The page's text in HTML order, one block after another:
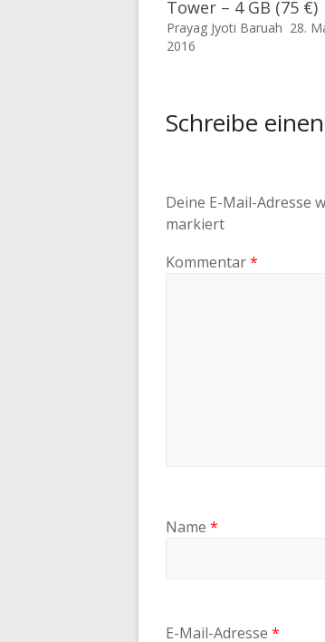
Tower – 4 GB (75 €)
Prayag Jyoti Baruah 28.
2016
Schreibe
Deine E-Mail-Adresse
markiert
Kommentar*
Name *
E-Mail-Adresse *